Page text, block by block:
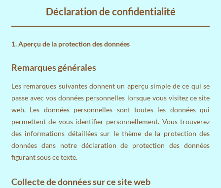
Déclaration de confidentialité
1. Aperçu de la protection des données
Remarques générales
Les remarques suivantes donnent un aperçu simple de ce qui se
passe avec vos données personnelles lorsque vous visitez ce site
web. Les données personnelles sont toutes les données qui
permettent de vous identifier personnellement. Vous trouverez
des informations détaillées sur le thème de la protection des
données dans notre déclaration de protection des données
figurant sous ce texte.
Collecte de données sur ce site web